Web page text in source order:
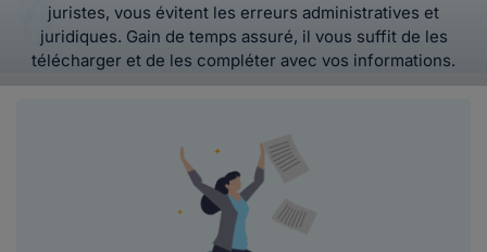
juristes, vous évitent les erreurs administratives et
juridiques. Gain de temps assuré, il vous suffit de les
télécharger et de les compléter avec vos informations.